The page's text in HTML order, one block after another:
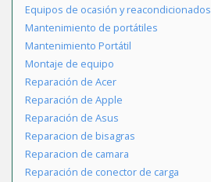
Equipos de ocasión y reacondicionados
Mantenimiento de portátiles
Mantenimiento Portátil
Montaje de equipo
Reparación de Acer
Reparación de Apple
Reparación de Asus
Reparacion de bisagras
Reparacion de camara
Reparación de conector de carga